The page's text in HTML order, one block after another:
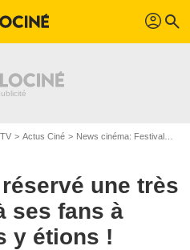
profil search
Actus Ciné News cinéma: Festivals
une très
ses fans à
y étions !